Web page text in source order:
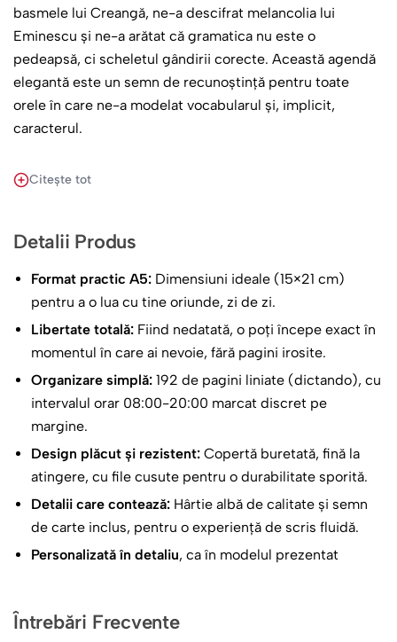
basmele lui Creangă, ne-a descifrat melancolia lui
Eminescu și ne-a arătat că gramatica nu este o
pedeapsă, ci scheletul gândirii corecte. Această agendă
elegantă este un semn de recunoștință pentru toate
orele în care ne-a modelat vocabularul și, implicit,
caracterul.
O Copertă Plină de Simboluri Literare
coperțile vechilor volume legate în piele:
Arborele Cunoașterii
stilizat, ale cărui frunze sunt cărți deschise și flori,
simbolizând creșterea prin cultură.
: Un stilou clasic și literele alfabetului
(ABC) decorate artistic completează tabloul vizual al
educației.
Identitate
scris cu alb, clar și respectuos.
Mesajul Esențial
: Textul de pe copertă este o definiție
superbă a misiunii sale:
„Cea care ne-a învățat să scriem corect,
înțelepciune.”.
Citește tot
Detalii Produs
Format practic A5: Dimensiuni ideale (15×21 cm)
pentru a o lua cu tine oriunde, zi de zi.
Libertate totală: Fiind nedatată, o poți începe exact în
momentul în care ai nevoie, fără pagini irosite.
Organizare simplă: 192 de pagini liniate (dictando), cu
intervalul orar 08:00-20:00 marcat discret pe
margine.
Design plăcut și rezistent: Copertă buretată, fină la
atingere, cu file cusute pentru o durabilitate sporită.
Detalii care contează: Hârtie albă de calitate și semn
de carte inclus, pentru o experiență de scris fluidă.
Personalizată în detaliu, ca în modelul prezentat
Întrebări Frecvente